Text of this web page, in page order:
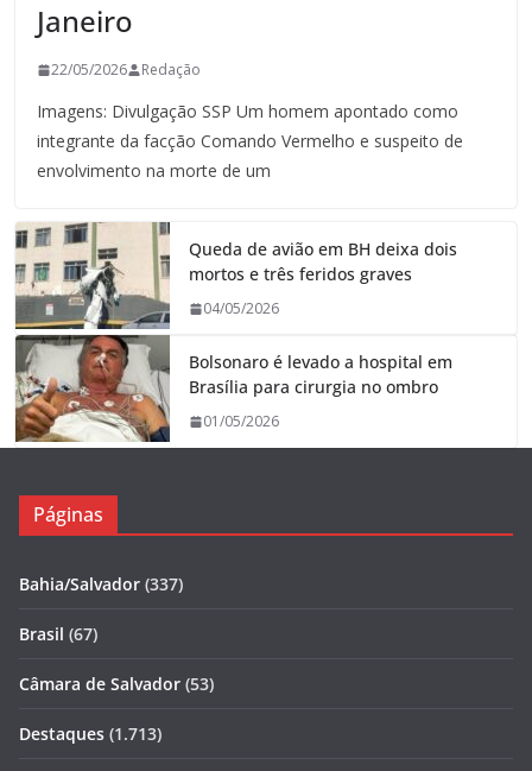
Janeiro
22/05/2026 Redação
Imagens: Divulgação SSP Um homem apontado como
integrante da facção Comando Vermelho e suspeito de
envolvimento na morte de um
Queda de avião em BH deixa dois
mortos e três feridos graves
04/05/2026
Bolsonaro é levado a hospital em
Brasília para cirurgia no ombro
01/05/2026
Páginas
Bahia/Salvador (337)
Brasil (67)
Câmara de Salvador (53)
Destaques (1.713)